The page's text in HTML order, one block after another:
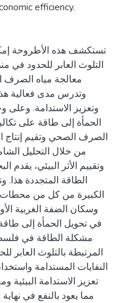
efficiency.
تستكشف هذه الأطروحة
التلوث العابر للحدود في
معالجة مياه
وتدرس مدى فعالية
وتعزيز الاستدامة. وعلى
الحمأة إلى طاقة على
الصرف الصحي وتقيم إنتاج
من خلال التحليل
وتقييم الأثر البيئي،
الطاقة المتجددة هذا.
الكبيرة من كل من محطات
وسكان الضفة الغربية
في تحويل الحمأة إلى
مشكلة الطاقة في
المرتبطة بالتلوث العابر
النفايات المستدامة
تعزيز الاستدامة البيئية
مما يعود بالنفع في